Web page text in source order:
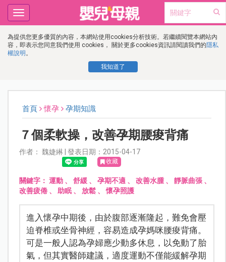
為提供您更多優質的內容，本網站使用cookies分析技術。若繼續閱覽本網站內
容，即表示您同意我們使用 cookies， 關於更多cookies資訊請閱讀我們的隱私
權說明 。
我知道了
Toggle
navigation
首頁 懷孕 孕期知識
７個柔軟操，改善孕期腰痠背痛
作者： 魏婕綝 | 發表日期：2015-04-17
收藏
關鍵字： 運動 、舒緩 、孕期不適 、改善水腫 、靜脈曲張 、
改善疲倦、 助眠、 放鬆、懷孕照護
進入懷孕中期後，由於腹部逐漸隆起，難免會壓
迫脊椎或坐骨神經，容易造成孕媽咪腰痠背痛。
可是一般人認為孕婦應少動多休息，以免動了胎
氣，但其實醫師建議，適度運動不僅能緩解孕期